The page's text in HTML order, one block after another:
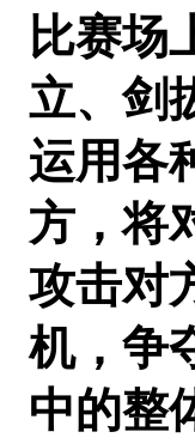
比赛场
立、剑
运用各
方，将
攻击对
机，争
中的整